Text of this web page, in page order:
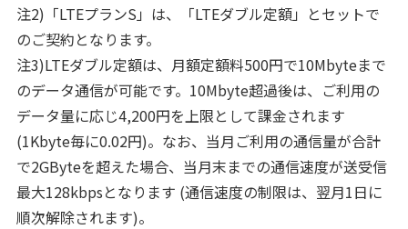
注2)「LTEプランS」は、「LTEダブル定額」とセットで
のご契約となります。
注3)LTEダブル定額は、月額定額料500円で10Mbyteまで
のデータ通信が可能です。10Mbyte超過後は、ご利用の
データ量に応じ4,200円を上限として課金されます
(1Kbyte毎に0.02円)。なお、当月ご利用の通信量が合計
で2GByteを超えた場合、当月末までの通信速度が送受信
最大128kbpsとなります (通信速度の制限は、翌月1日に
順次解除されます)。